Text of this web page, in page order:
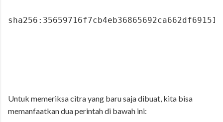
Untuk memeriksa citra yang baru saja dibuat, kita bisa
memanfaatkan dua perintah di bawah ini: